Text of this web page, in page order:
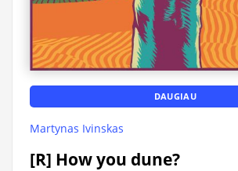
DAUGIAU
Martynas Ivinskas
[R] How you dune?